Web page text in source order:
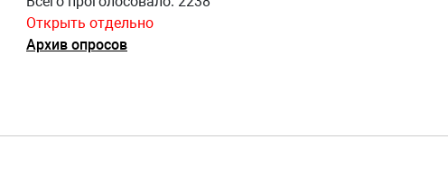
Открыть отдельно
Архив опросов